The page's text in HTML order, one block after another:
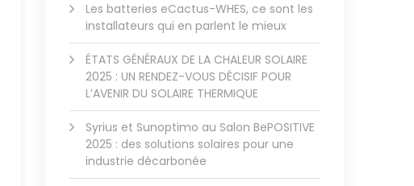
Les batteries eCactus-WHES, ce sont les
installateurs qui en parlent le mieux
ÉTATS GÉNÉRAUX DE LA CHALEUR SOLAIRE
2025 : UN RENDEZ-VOUS DÉCISIF POUR
L’AVENIR DU SOLAIRE THERMIQUE
Syrius et Sunoptimo au Salon BePOSITIVE
2025 : des solutions solaires pour une
industrie décarbonée